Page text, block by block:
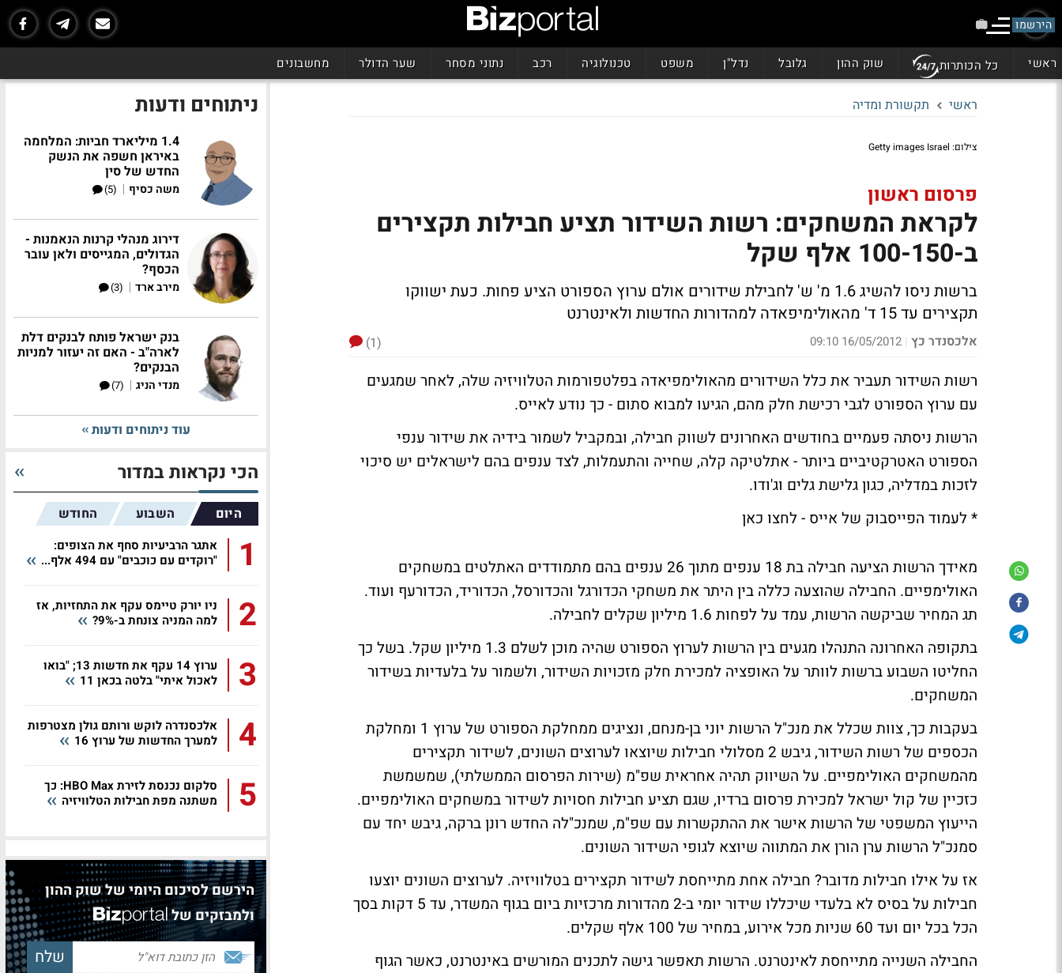
הירשמו
ראשי כל הכותרות שוק ההון גלובל נדל"ן משפט טכנולוגיה רכב נתוני מסחר שער הדולר מחשבונים
ראשי תקשורת ומדיה
צילום: Getty images Israel
פרסום ראשון
לקראת המשחקים: רשות השידור תציע חבילות תקצירים
ב-100-150 אלף שקל
ברשות ניסו להשיג 1.6 מ' ש' לחבילת שידורים אולם ערוץ הספורט הציע פחות. כעת ישווקו
תקצירים עד 15 ד' מהאולימיפאדה למהדורות החדשות ולאינטרנט
אלכסנדר כץ |
16/05/2012 09:10
(1)
רשות השידור תעביר את כלל השידורים מהאולימפיאדה בפלטפורמות הטלוויזיה שלה, לאחר שמגעים
עם ערוץ הספורט לגבי רכישת חלק מהם, הגיעו למבוא סתום - כך נודע לאייס.
הרשות ניסתה פעמיים בחודשים האחרונים לשווק חבילה, ובמקביל לשמור בידיה את שידור ענפי
הספורט האטרקטיביים ביותר - אתלטיקה קלה, שחייה והתעמלות, לצד ענפים בהם לישראלים יש סיכוי
לזכות במדליה, כגון גלישת גלים וג'ודו.
* לעמוד הפייסבוק של אייס - לחצו כאן
מאידך הרשות הציעה חבילה בת 18 ענפים מתוך 26 ענפים בהם מתמודדים האתלטים במשחקים
האולימפיים. החבילה שהוצעה כללה בין היתר את משחקי הכדורגל והכדורסל, הכדוריד, הכדורעף ועוד.
תג המחיר שביקשה הרשות, עמד על לפחות 1.6 מיליון שקלים לחבילה.
בתקופה האחרונה התנהלו מגעים בין הרשות לערוץ הספורט שהיה מוכן לשלם 1.3 מיליון שקל. בשל כך
החליטו השבוע ברשות לוותר על האופציה למכירת חלק מזכויות השידור, ולשמור על בלעדיות בשידור
המשחקים.
בעקבות כך, צוות שכלל את מנכ"ל הרשות יוני בן-מנחם, ונציגים ממחלקת הספורט של ערוץ 1 ומחלקת
הכספים של רשות השידור, גיבש 2 מסלולי חבילות שיוצאו לערוצים השונים, לשידור תקצירים
מהמשחקים האולימפיים. על השיווק תהיה אחראית שפ"מ (שירות הפרסום הממשלתי), שמשמשת
כזכיין של קול ישראל למכירת פרסום ברדיו, שגם תציע חבילות חסויות לשידור במשחקים האולימפיים.
הייעוץ המשפטי של הרשות אישר את ההתקשרות עם שפ"מ, שמנכ"לה החדש רונן ברקה, גיבש יחד עם
סמנכ"ל הרשות ערן הורן את המתווה שיוצא לגופי השידור השונים.
אז על אילו חבילות מדובר? חבילה אחת מתייחסת לשידור תקצירים בטלוויזיה. לערוצים השונים יוצעו
חבילות על בסיס לא בלעדי שיכללו שידור יומי ב-2 מהדורות מרכזיות ביום בגוף המשדר, עד 5 דקות בסך
הכל בכל יום ועד 60 שניות מכל אירוע, במחיר של 100 אלף שקלים.
החבילה השנייה מתייחסת לאינטרנט. הרשות תאפשר גישה לתכנים המורשים באינטרנט, כאשר הגוף
ניתוחים ודעות
1.4 מיליארד חביות: המלחמה
באיראן חשפה את הנשק
החדש של סין
משה כסיף |
(5)
דירוג מנהלי קרנות הנאמנות -
הגדולים, המגייסים ולאן עובר
הכסף?
מירב ארד |
(3)
בנק ישראל פותח לבנקים דלת
לארה"ב - האם זה יעזור למניות
הבנקים?
מנדי הניג |
(7)
עוד ניתוחים ודעות
הכי נקראות במדור
היום השבוע החודש
1
אתגר הרביעיות סחף את הצופים:
"רוקדים עם כוכבים" עם 494 אלף...
2
ניו יורק טיימס עקף את התחזיות, אז
למה המניה צונחת ב-9%?
3
ערוץ 14 עקף את חדשות 13; "בואו
לאכול איתי" בלטה בכאן 11
4
אלכסנדרה לוקש ורותם גולן מצטרפות
למערך החדשות של ערוץ 16
5
סלקום נכנסת לזירת HBO Max: כך
משתנה מפת חבילות הטלוויזיה
הירשם לסיכום היומי של שוק ההון
ולמבזקים של